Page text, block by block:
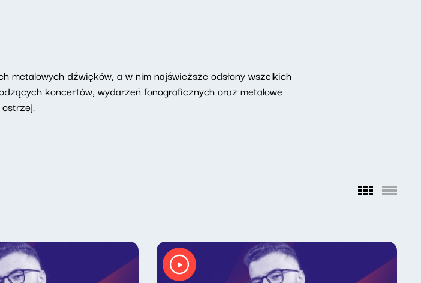
metalowych dźwięków, a w nim najświeższe odsłony wszelkich
koncertów, wydarzeń fonograficznych oraz metalowe